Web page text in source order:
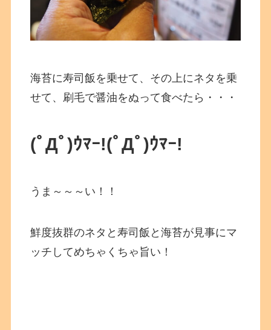
海苔に寿司飯を乗せて、その上にネタを乗
せて、刷毛で醤油をぬって食べたら・・・
(ﾟДﾟ)ｳﾏｰ!(ﾟДﾟ)ｳﾏｰ!
うま～～～い！！
鮮度抜群のネタと寿司飯と海苔が見事にマ
ッチしてめちゃくちゃ旨い！